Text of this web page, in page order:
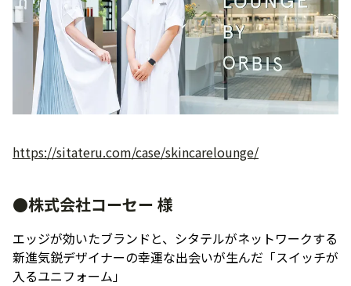
https://sitateru.com/case/skincarelounge/
●株式会社コーセー 様
エッジが効いたブランドと、シタテルがネットワークする
新進気鋭デザイナーの幸運な出会いが生んだ「スイッチが
入るユニフォーム」